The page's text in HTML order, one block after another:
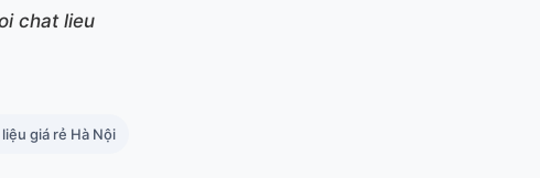
chat lieu
giá rẻ Hà Nội